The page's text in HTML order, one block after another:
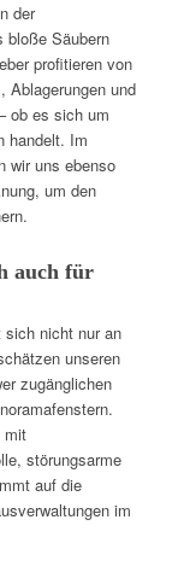
der
bloße Säubern
profitieren von
Ablagerungen und
ob es sich um
handelt. Im
wir uns ebenso
um den
auch für
sich nicht nur an
unseren
zugänglichen
mit
störungsarme
auf die
im